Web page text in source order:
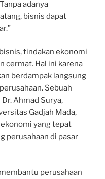
adanya
bisnis dapat
tindakan ekonomi
cermat. Hal ini karena
berdampak langsung
Sebuah
Ahmad Surya,
Gadjah Mada,
yang tepat
perusahaan di pasar
perusahaan